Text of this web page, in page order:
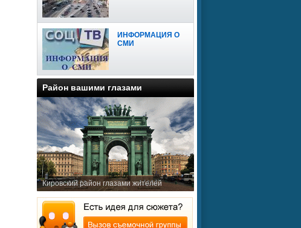
ИНФОРМАЦИЯ О
СМИ
Район вашими глазами
Кировский район глазами жителей
Сайт доступен для
мобильных устройств